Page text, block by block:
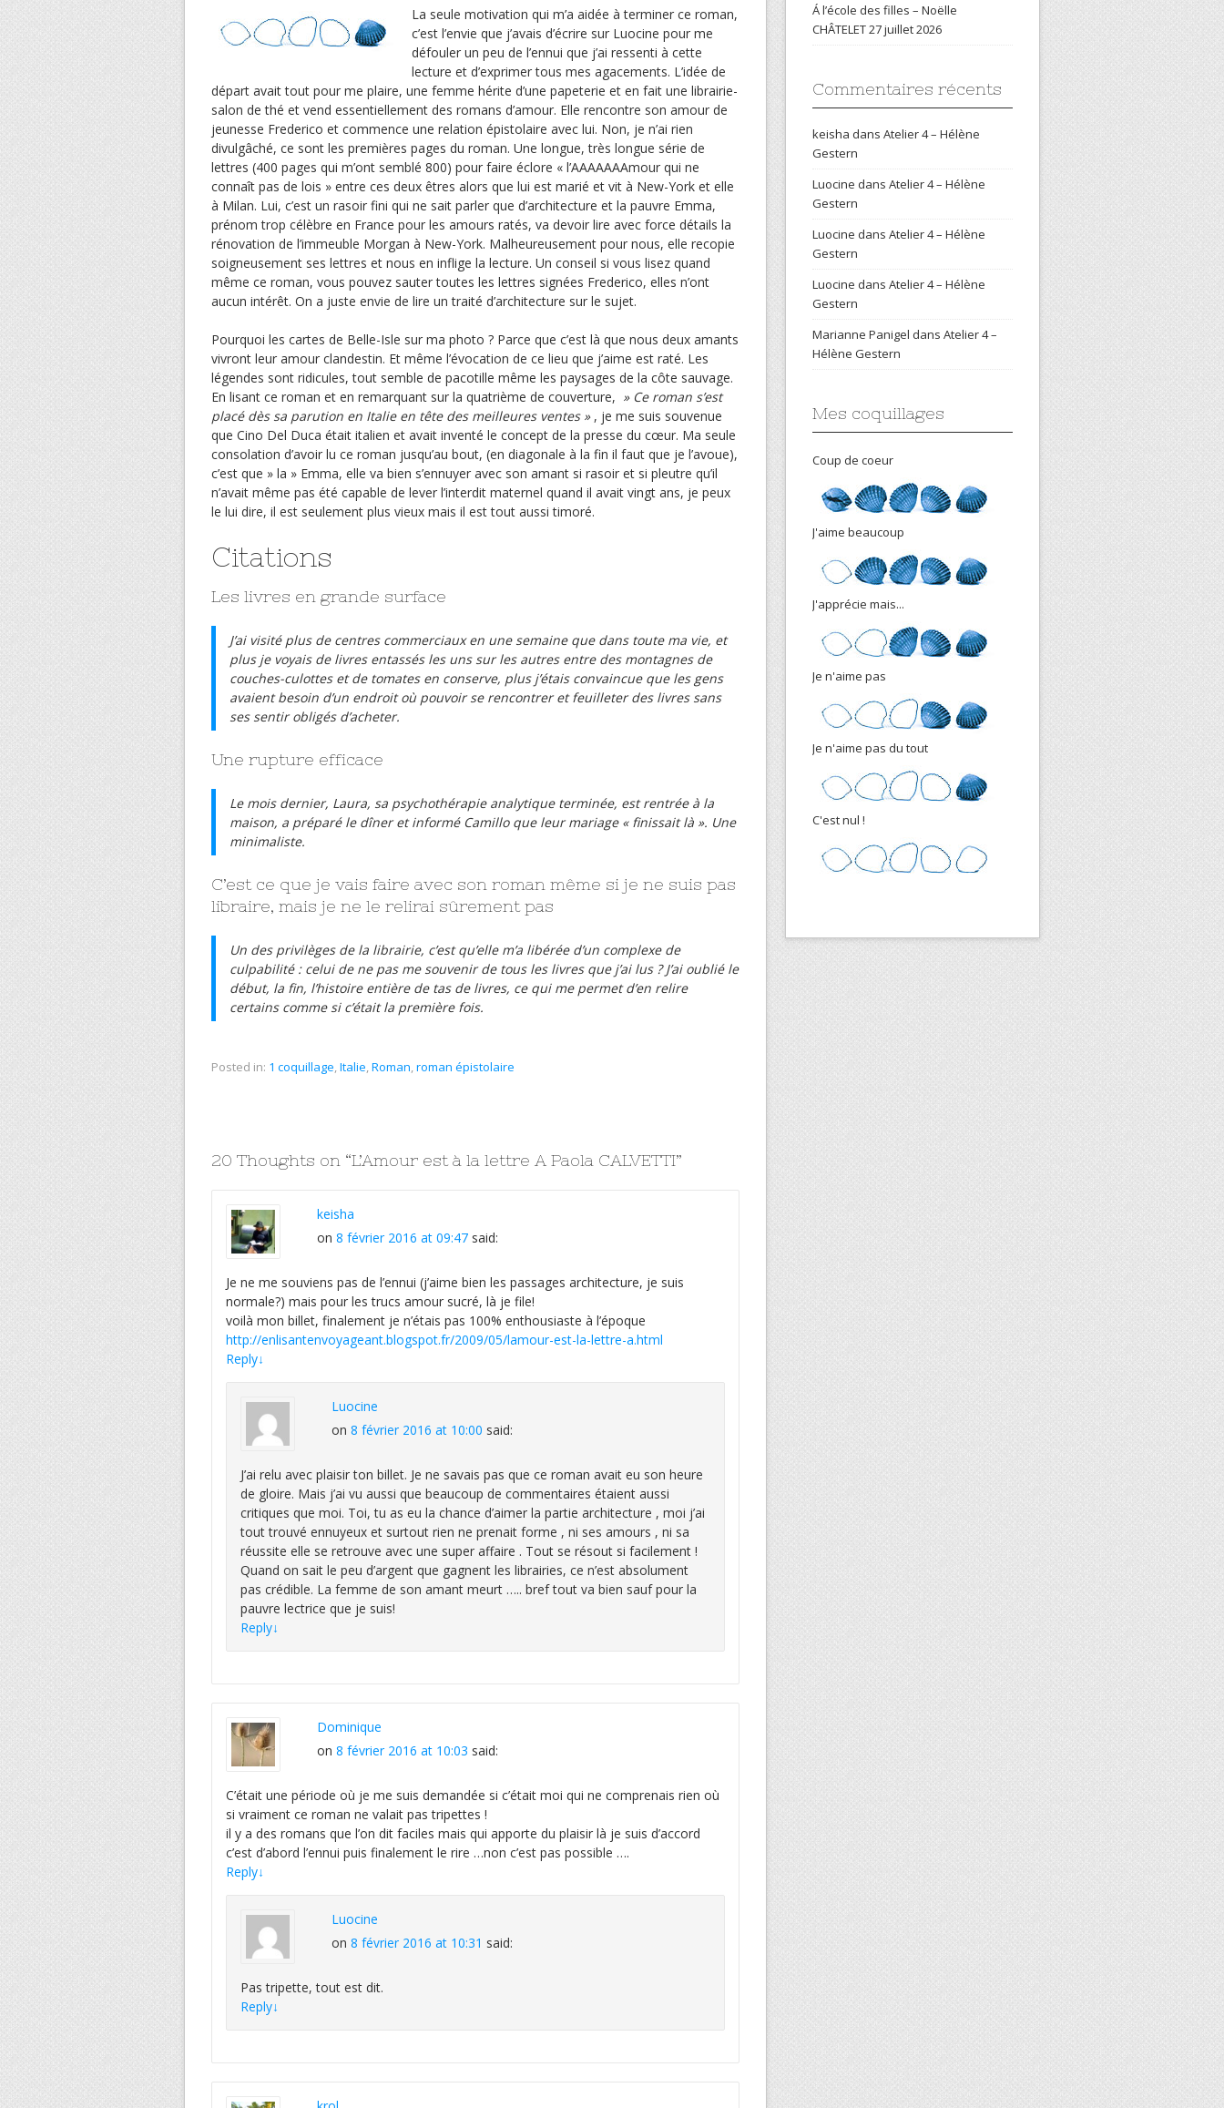
La seule motivation qui m’a aidée à terminer ce roman,
c’est l’envie que j’avais d’écrire sur Luocine pour me
défouler un peu de l’ennui que j’ai ressenti à cette
lecture et d’exprimer tous mes agacements. L’idée de
départ avait tout pour me plaire, une femme hérite d’une papeterie et en fait une librairie-
salon de thé et vend essentiellement des romans d’amour. Elle rencontre son amour de
jeunesse Frederico et commence une relation épistolaire avec lui. Non, je n’ai rien
divulgâché, ce sont les premières pages du roman. Une longue, très longue série de
lettres (400 pages qui m’ont semblé 800) pour faire éclore « l’AAAAAAAmour qui ne
connaît pas de lois » entre ces deux êtres alors que lui est marié et vit à New-York et elle
à Milan. Lui, c’est un rasoir fini qui ne sait parler que d’architecture et la pauvre Emma,
prénom trop célèbre en France pour les amours ratés, va devoir lire avec force détails la
rénovation de l’immeuble Morgan à New-York. Malheureusement pour nous, elle recopie
soigneusement ses lettres et nous en inflige la lecture. Un conseil si vous lisez quand
même ce roman, vous pouvez sauter toutes les lettres signées Frederico, elles n’ont
aucun intérêt. On a juste envie de lire un traité d’architecture sur le sujet.
Pourquoi les cartes de Belle-Isle sur ma photo ? Parce que c’est là que nous deux amants
vivront leur amour clandestin. Et même l’évocation de ce lieu que j’aime est raté. Les
légendes sont ridicules, tout semble de pacotille même les paysages de la côte sauvage.
En lisant ce roman et en remarquant sur la quatrième de couverture, » Ce roman s’est
placé dès sa parution en Italie en tête des meilleures ventes », je me suis souvenue
que Cino Del Duca était italien et avait inventé le concept de la presse du cœur. Ma seule
consolation d’avoir lu ce roman jusqu’au bout, (en diagonale à la fin il faut que je l’avoue),
c’est que » la » Emma, elle va bien s’ennuyer avec son amant si rasoir et si pleutre qu’il
n’avait même pas été capable de lever l’interdit maternel quand il avait vingt ans, je peux
le lui dire, il est seulement plus vieux mais il est tout aussi timoré.
Citations
Les livres en grande surface
J’ai visité plus de centres commerciaux en une semaine que dans toute ma vie, et
plus je voyais de livres entassés les uns sur les autres entre des montagnes de
couches-culottes et de tomates en conserve, plus j’étais convaincue que les gens
avaient besoin d’un endroit où pouvoir se rencontrer et feuilleter des livres sans
ses sentir obligés d’acheter.
Une rupture efficace
Le mois dernier, Laura, sa psychothérapie analytique terminée, est rentrée à la
maison, a préparé le dîner et informé Camillo que leur mariage « finissait là ». Une
minimaliste.
C’est ce que je vais faire avec son roman même si je ne suis pas
libraire, mais je ne le relirai sûrement pas
Un des privilèges de la librairie, c’est qu’elle m’a libérée d’un complexe de
culpabilité : celui de ne pas me souvenir de tous les livres que j’ai lus ? J’ai oublié le
début, la fin, l’histoire entière de tas de livres, ce qui me permet d’en relire
certains comme si c’était la première fois.
Posted in: 1 coquillage,Italie,Roman,roman épistolaire
20 Thoughts on “L’Amour est à la lettre A Paola CALVETTI”
keisha
on 8 février 2016 at 09:47 said:
Je ne me souviens pas de l’ennui (j’aime bien les passages architecture, je suis
normale?) mais pour les trucs amour sucré, là je file!
voilà mon billet, finalement je n’étais pas 100% enthousiaste à l’époque
http://enlisantenvoyageant.blogspot.fr/2009/05/lamour-est-la-lettre-a.html
Reply↓
Luocine
on 8 février 2016 at 10:00 said:
J’ai relu avec plaisir ton billet. Je ne savais pas que ce roman avait eu son heure
de gloire. Mais j’ai vu aussi que beaucoup de commentaires étaient aussi
critiques que moi. Toi, tu as eu la chance d’aimer la partie architecture , moi j’ai
tout trouvé ennuyeux et surtout rien ne prenait forme , ni ses amours , ni sa
réussite elle se retrouve avec une super affaire . Tout se résout si facilement !
Quand on sait le peu d’argent que gagnent les librairies, ce n’est absolument
pas crédible. La femme de son amant meurt ….. bref tout va bien sauf pour la
pauvre lectrice que je suis!
Reply↓
Dominique
on 8 février 2016 at 10:03 said:
C’était une période où je me suis demandée si c’était moi qui ne comprenais rien où
si vraiment ce roman ne valait pas tripettes !
il y a des romans que l’on dit faciles mais qui apporte du plaisir là je suis d’accord
c’est d’abord l’ennui puis finalement le rire …non c’est pas possible ….
Reply↓
Luocine
on 8 février 2016 at 10:31 said:
Pas tripette, tout est dit.
Reply↓
Á l’école des filles – Noëlle
CHÂTELET27 juillet 2026
Commentaires récents
keisha dans Atelier 4 – Hélène
Gestern
Luocine dans Atelier 4 – Hélène
Gestern
Luocine dans Atelier 4 – Hélène
Gestern
Luocine dans Atelier 4 – Hélène
Gestern
Marianne Panigel dans Atelier 4 –
Hélène Gestern
Mes coquillages
Coup de coeur
J'aime beaucoup
J'apprécie mais...
Je n'aime pas
Je n'aime pas du tout
C'est nul !